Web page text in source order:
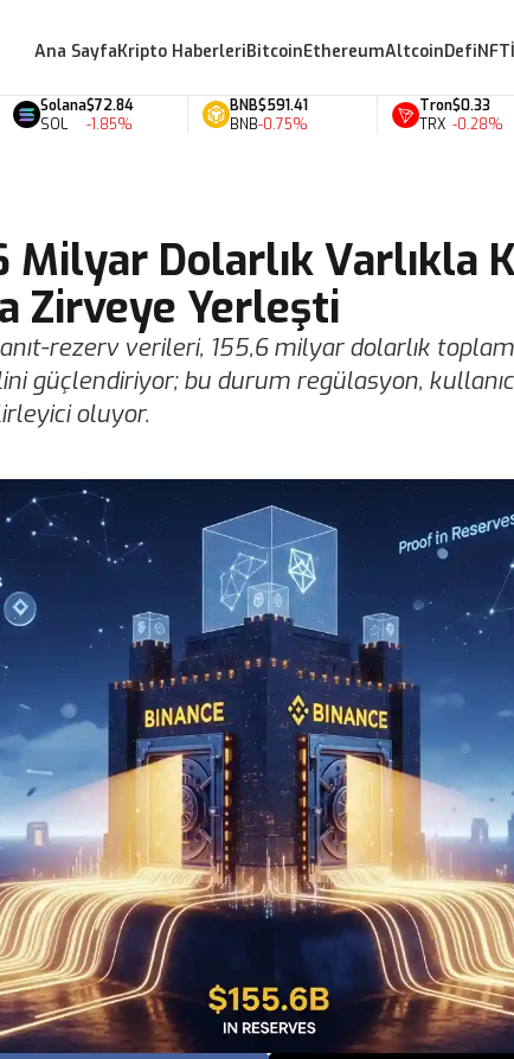
Ana SayfaKripto HaberleriBitcoinEthereumAltcoinDefiNFT
Solana
SOL
$72.84
-1.85%
BNB
BNB
$591.41
-0.75%
Tron
TRX
$0.33
-0.28%
Milyar Dolarlık Varlıkla
Zirveye Yerleşti
kanıt-rezerv verileri, 155,6 milyar dolarlık
güçlendiriyor; bu durum regülasyon,
oluyor.